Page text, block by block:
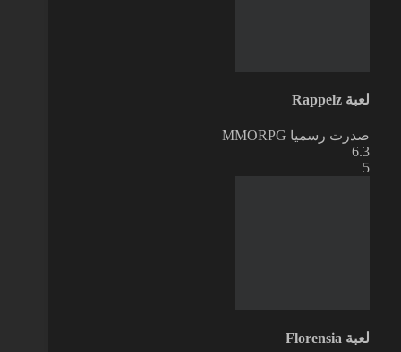
لعبة Rappelz
صدرت رسميا MMORPG
6.3
5
لعبة Florensia